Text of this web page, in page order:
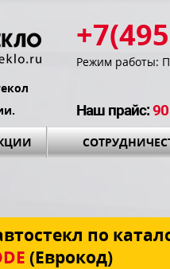
Режим работы:
Наш прайс:
по
(Еврокод)